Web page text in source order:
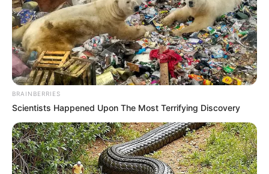
BRAINBERRIES
Scientists Happened Upon The Most Terrifying Discovery